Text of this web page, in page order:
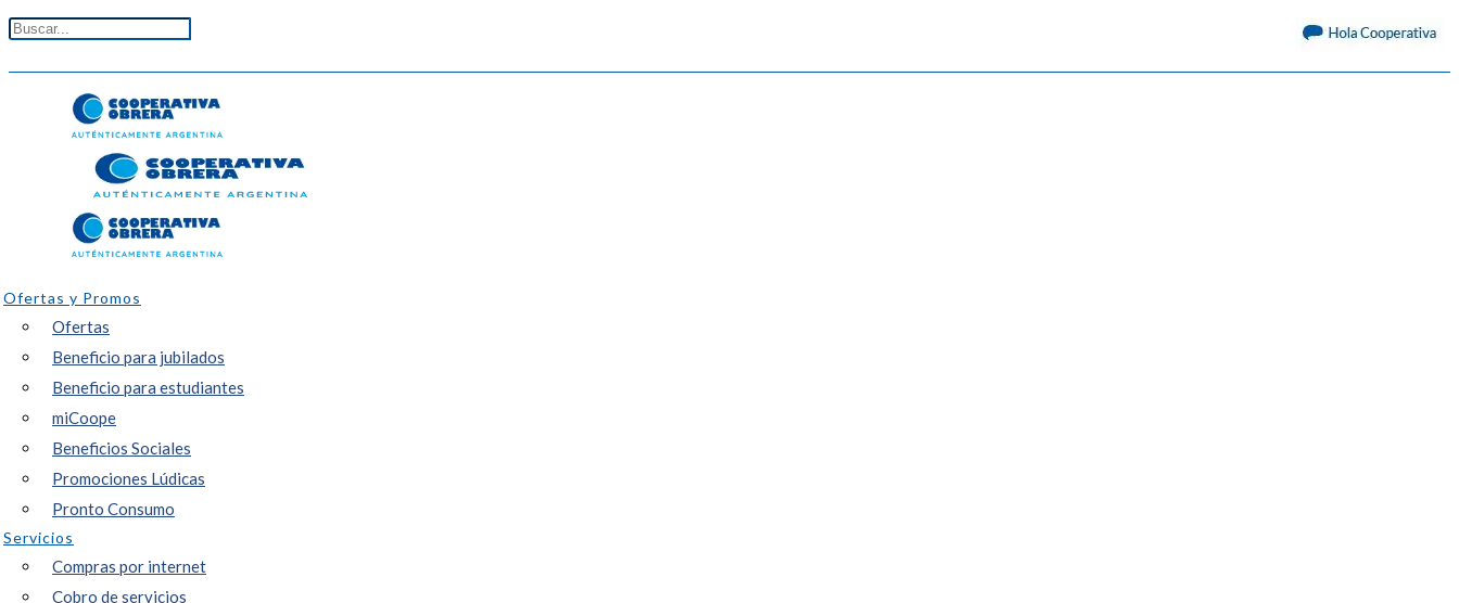
Ofertas y Promos
Ofertas
Beneficio para jubilados
Beneficio para estudiantes
miCoope
Beneficios Sociales
Promociones Lúdicas
Pronto Consumo
Servicios
Compras por internet
Cobro de servicios